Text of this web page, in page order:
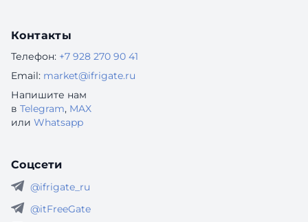
Контакты
Телефон: +7 928 270 90 41
Email: market@ifrigate.ru
Напишите нам
в Telegram, MAX
или Whatsapp
Соцсети
@ifrigate_ru
@itFreeGate